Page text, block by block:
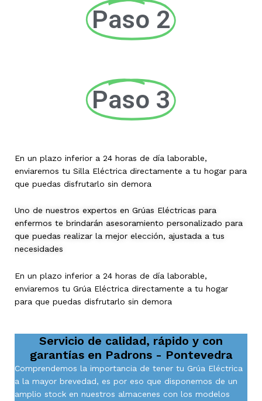
Paso 2
Paso 3
En un plazo inferior a 24 horas de día laborable,
enviaremos tu Silla Eléctrica directamente a tu hogar para
que puedas disfrutarlo sin demora
Uno de nuestros expertos en Grúas Eléctricas para
enfermos te brindarán asesoramiento personalizado para
que puedas realizar la mejor elección, ajustada a tus
necesidades
En un plazo inferior a 24 horas de día laborable,
enviaremos tu Grúa Eléctrica directamente a tu hogar
para que puedas disfrutarlo sin demora
Servicio de calidad, rápido y con
garantías en Padrons - Pontevedra
Comprendemos la importancia de tener tu Grúa Eléctrica
a la mayor brevedad, es por eso que disponemos de un
amplio stock en nuestros almacenes con los modelos